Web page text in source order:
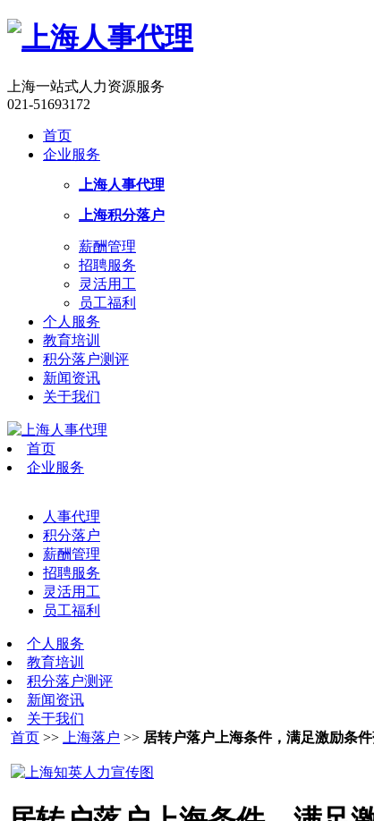
上海一站式人力资源服务
021-51693172
首页
企业服务
上海人事代理
上海积分落户
薪酬管理
招聘服务
灵活用工
员工福利
个人服务
教育培训
积分落户测评
新闻资讯
关于我们
首页
企业服务
人事代理
积分落户
薪酬管理
招聘服务
灵活用工
员工福利
个人服务
教育培训
积分落户测评
新闻资讯
关于我们
首页 >> 上海落户 >> 居转户落户上海条件，满足激励条